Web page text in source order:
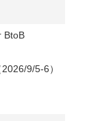
BtoB
9/5-6）